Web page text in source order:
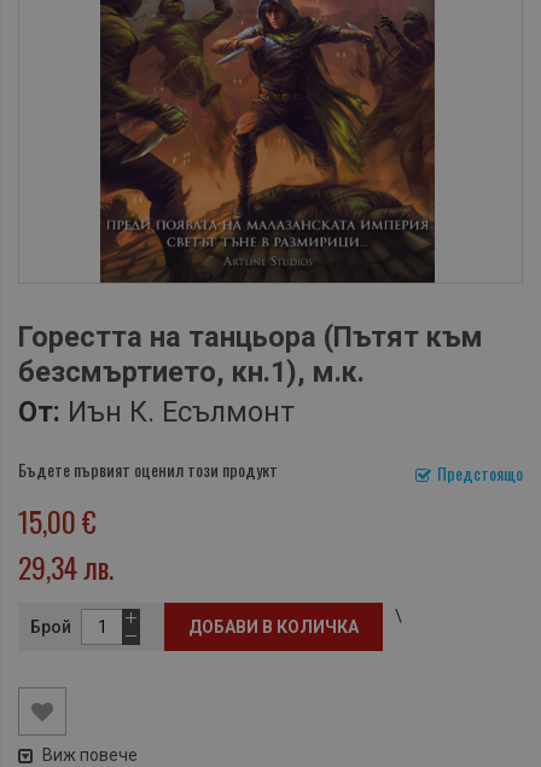
Горестта на танцьора (Пътят към
безсмъртието, кн.1), м.к.
От: Иън К. Есълмонт
Предстоящо
Бъдете първият оценил този продукт
15,00 €
29,34 лв.
Брой ДОБАВИ В КОЛИЧКА
\
Виж повече